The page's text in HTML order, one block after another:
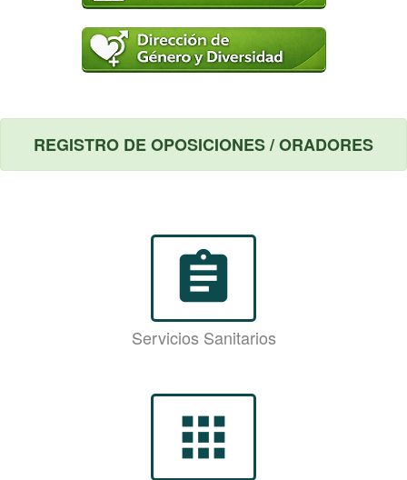
REGISTRO DE OPOSICIONES / ORADORES
assignment
Servicios Sanitarios
apps